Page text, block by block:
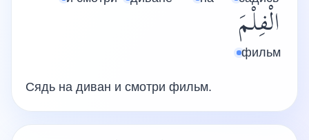
الْفِلْمَ
фильм
Сядь на диван и смотри фильм.